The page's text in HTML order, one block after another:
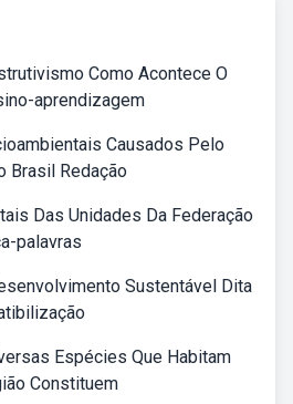
Como Acontece O
aprendizagem
Causados Pelo
Brasil Redação
Das Unidades Da Federação
palavras
Sustentável Dita
Espécies Que Habitam
Constituem